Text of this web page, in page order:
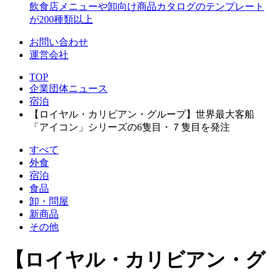
飲食店メニューや卸向け商品カタログのテンプレート
が200種類以上
お問い合わせ
運営会社
TOP
企業団体ニュース
宿泊
【ロイヤル・カリビアン・グループ】世界最大客船
「アイコン」シリーズの6隻目・７隻目を発注
すべて
外食
宿泊
食品
卸・問屋
新商品
その他
【ロイヤル・カリビアン・グ